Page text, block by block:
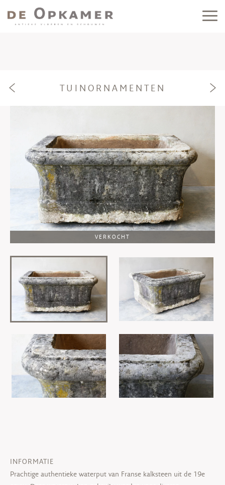
e f
TUINORNAMENTEN
VERKOCHT
INFORMATIE
Prachtige authentieke waterput van Franse kalksteen uit de 19e